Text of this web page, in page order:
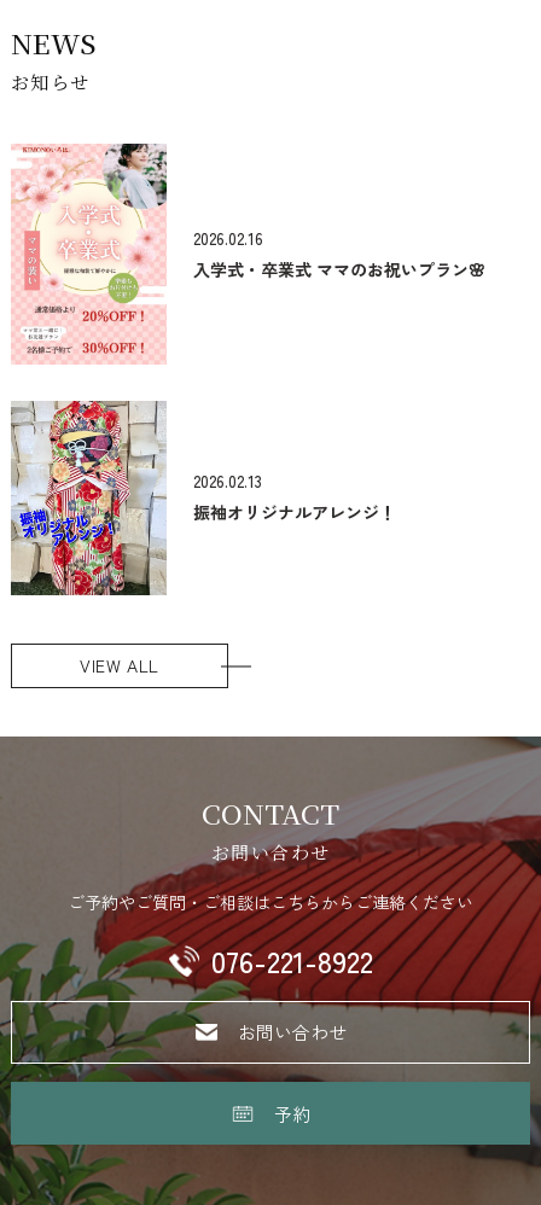
NEWS
お知らせ
2026.02.16
入学式・卒業式 ママのお祝いプラン🌸
2026.02.13
振袖オリジナルアレンジ！
VIEW ALL
CONTACT
お問い合わせ
ご予約やご質問・ご相談はこちらからご連絡ください
076-221-8922
お問い合わせ
予約